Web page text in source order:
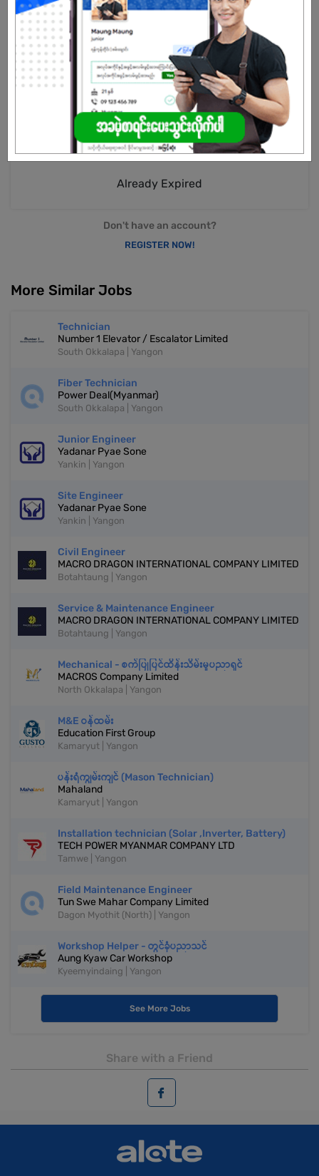
Male
Already Expired
Don't have an account?
REGISTER NOW!
More Similar Jobs
Technician
Number 1 Elevator / Escalator Limited
South Okkalapa | Yangon
Fiber Technician
Power Deal(Myanmar)
South Okkalapa | Yangon
Junior Engineer
Yadanar Pyae Sone
Yankin | Yangon
Site Engineer
Yadanar Pyae Sone
Yankin | Yangon
Civil Engineer
MACRO DRAGON INTERNATIONAL COMPANY LIMITED
Botahtaung | Yangon
Service & Maintenance Engineer
MACRO DRAGON INTERNATIONAL COMPANY LIMITED
Botahtaung | Yangon
Mechanical - စက်ပြုပြင်ထိန်းသိမ်းမှုပညာရှင်
MACROS Company Limited
North Okkalapa | Yangon
M&E ဝန်ထမ်း
Education First Group
Kamaryut | Yangon
ပန်းရံကျွမ်းကျင် (Mason Technician)
Mahaland
Kamaryut | Yangon
Installation technician (Solar ,Inverter, Battery)
TECH POWER MYANMAR COMPANY LTD
Tamwe | Yangon
Field Maintenance Engineer
Tun Swe Mahar Company Limited
Dagon Myothit (North) | Yangon
Workshop Helper - တွင်ခုံပညာသင်
Aung Kyaw Car Workshop
Kyeemyindaing | Yangon
See More Jobs
Share with a Friend